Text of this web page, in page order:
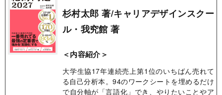
杉村太郎 著/キャリアデザインスクー
ル・我究館 著
＜内容紹介＞
大学生協17年連続売上第1位のいちばん売れて
る自己分析本。94のワークシートを埋めるだけ
で自分軸が「言語化」でき、やりたいことやア